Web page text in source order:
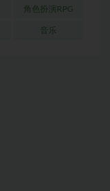
角色扮演RPG
音乐